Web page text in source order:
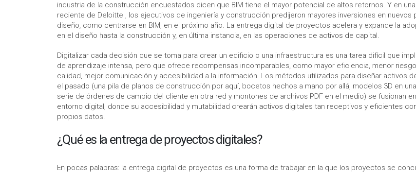
industria de la construcción encuestados dicen que BIM tiene el mayor potencial de altos retornos. Y en
reciente de Deloitte , los ejecutivos de ingeniería y construcción predijeron mayores inversiones en nuevos
diseño, como centrarse en BIM, en el próximo año. La entrega digital de proyectos acelera y expande la
en el diseño hasta la construcción y, en última instancia, en las operaciones de activos de capital.
Digitalizar cada decisión que se toma para crear un edificio o una infraestructura es una tarea difícil que
de aprendizaje intensa, pero que ofrece recompensas incomparables, como mayor eficiencia, menor
calidad, mejor comunicación y accesibilidad a la información. Los métodos utilizados para diseñar activos
el pasado (una pila de planos de construcción por aquí, bocetos hechos a mano por allá, modelos 3D en
serie de órdenes de cambio del cliente en otra red y montones de archivos PDF en el medio) se fusionan
entorno digital, donde su accesibilidad y mutabilidad crearán activos digitales tan receptivos y eficientes
propios datos.
¿Qué es la entrega de proyectos digitales?
En pocas palabras: la entrega digital de proyectos es una forma de trabajar en la que los proyectos se